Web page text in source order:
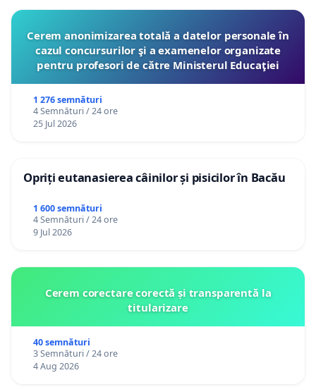
Cerem anonimizarea totală a datelor personale în
cazul concursurilor şi a examenelor organizate
pentru profesori de către Ministerul Educaţiei
1 276 semnături
4 Semnături / 24 ore
25 Jul 2026
Opriți eutanasierea câinilor și pisicilor în Bacău
1 600 semnături
4 Semnături / 24 ore
9 Jul 2026
Cerem corectare corectă și transparentă la
titularizare
40 semnături
3 Semnături / 24 ore
4 Aug 2026